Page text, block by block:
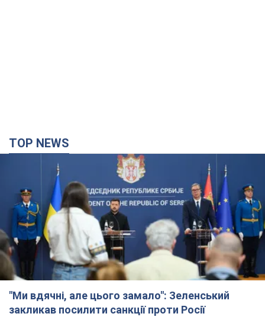
TOP NEWS
"Ми вдячні, але цього замало": Зеленський
закликав посилити санкції проти Росії